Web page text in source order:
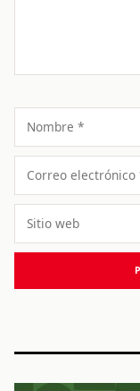
Nombre
Correo
electrónico
Sitio
web